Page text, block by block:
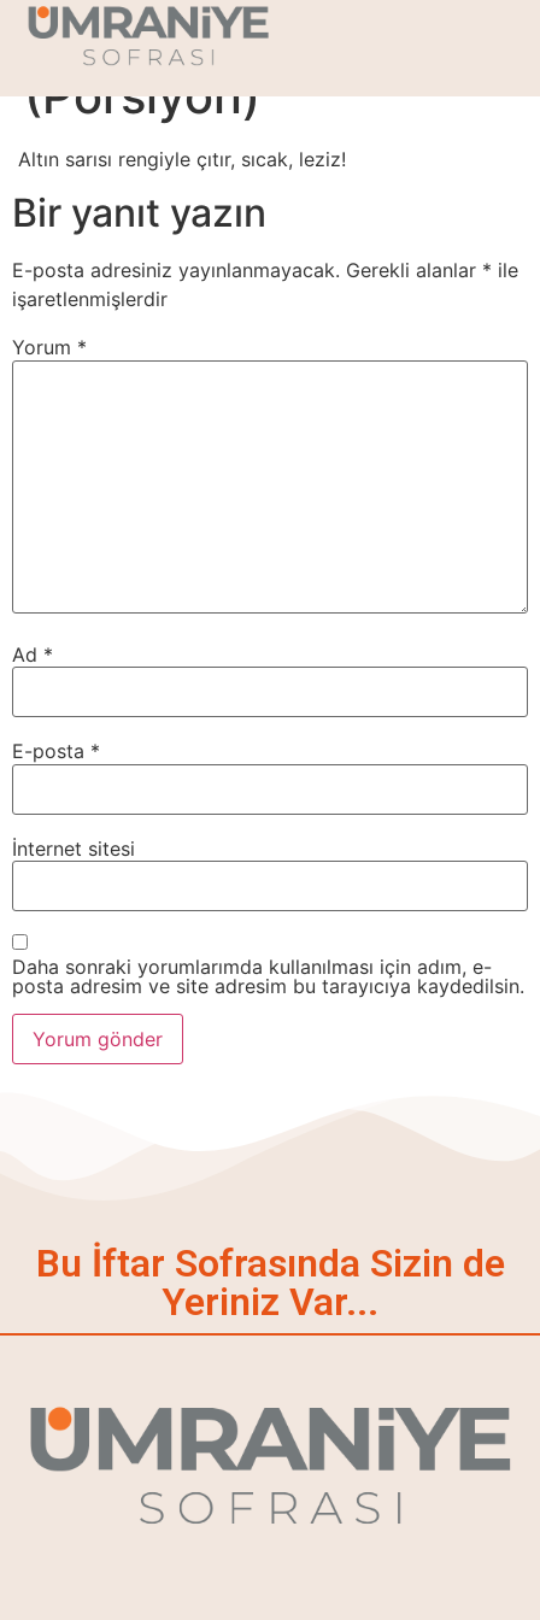
Patates Kızartması
(Porsiyon)
Altın sarısı rengiyle çıtır, sıcak, leziz!
Bir yanıt yazın
E-posta adresiniz yayınlanmayacak. Gerekli alanlar * ile
işaretlenmişlerdir
Yorum *
Ad *
E-posta *
İnternet sitesi
Daha sonraki yorumlarımda kullanılması için adım, e-
posta adresim ve site adresim bu tarayıcıya kaydedilsin.
Bu İftar Sofrasında Sizin de
Yeriniz Var...